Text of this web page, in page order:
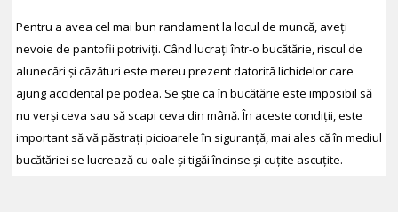
Pentru a avea cel mai bun randament la locul de muncă, aveți
nevoie de pantofii potriviți. Când lucrați într-o bucătărie, riscul de
alunecări și căzături este mereu prezent datorită lichidelor care
ajung accidental pe podea. Se știe ca în bucătărie este imposibil să
nu verși ceva sau să scapi ceva din mână. În aceste condiții, este
important să vă păstrați picioarele în siguranță, mai ales că în mediul
bucătăriei se lucrează cu oale și tigăi încinse și cuțite ascuțite.